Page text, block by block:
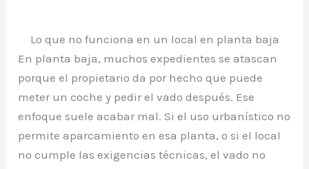
Lo que no funciona en un local en planta baja
En planta baja, muchos expedientes se atascan
porque el propietario da por hecho que puede
meter un coche y pedir el vado después. Ese
enfoque suele acabar mal. Si el uso urbanístico no
permite aparcamiento en esa planta, o si el local
no cumple las exigencias técnicas, el vado no